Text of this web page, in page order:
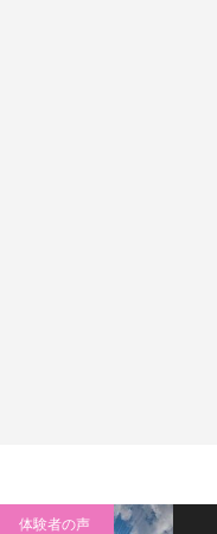
体験者の声